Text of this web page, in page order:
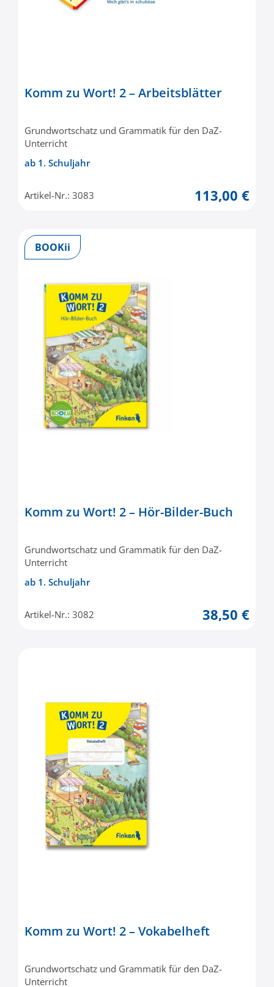
Komm zu Wort! 2 – Arbeitsblätter
Grundwortschatz und Grammatik für den DaZ-
Unterricht
ab 1. Schuljahr
Artikel-Nr.: 3083 113,00 €
BOOKii
Komm zu Wort! 2 – Hör-Bilder-Buch
Grundwortschatz und Grammatik für den DaZ-
Unterricht
ab 1. Schuljahr
Artikel-Nr.: 3082 38,50 €
Komm zu Wort! 2 – Vokabelheft
Grundwortschatz und Grammatik für den DaZ-
Unterricht